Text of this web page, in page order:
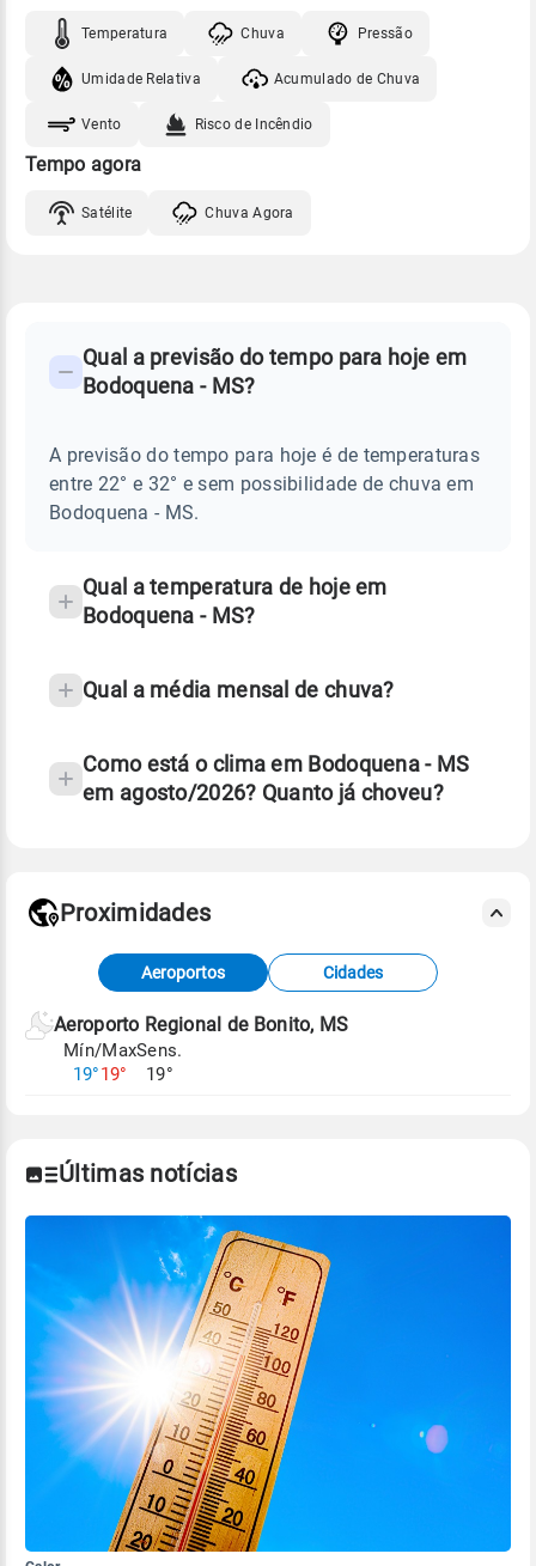
Temperatura Chuva Pressão
Umidade Relativa Acumulado de Chuva
Vento Risco de Incêndio
Tempo agora
Satélite Chuva Agora
PREVISÃO
TEMPO
BODOQUENA
Perguntas
sobre
chuva
Qual a previsão do tempo para hoje em
Bodoquena - MS?
A previsão do tempo para hoje é de temperaturas
entre 22° e 32° e sem possibilidade de chuva em
Bodoquena - MS.
Qual a temperatura de hoje em
Bodoquena - MS?
Qual a média mensal de chuva?
Como está o clima em Bodoquena - MS
em agosto/2026? Quanto já choveu?
Fonte: dados combinados de estações
meteorológicas e satélite do Centro de Previsão
de Tempo e Estudos Climáticos (CPTEC).
Para obter mais informações sobre os dados
Proximidades
Aeroportos Cidades
Aeroporto Regional de Bonito, MS
Mín/Max
19°19°
Sens.
19°
Últimas notícias